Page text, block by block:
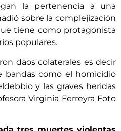
la pertenencia a una
sobre la complejización
tiene como protagonista
populares.